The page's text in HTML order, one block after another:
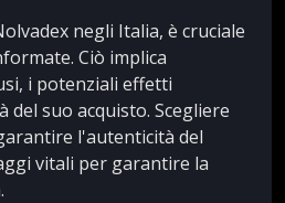
negli Italia, è cruciale
Ciò implica
i potenziali effetti
del suo acquisto. Scegliere
l'autenticità del
vitali per garantire la